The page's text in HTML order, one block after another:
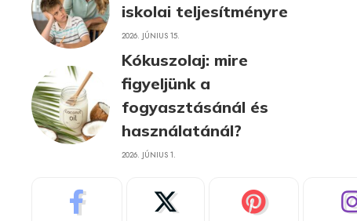
iskolai teljesítményre
2026. JÚNIUS 15.
Kókuszolaj: mire
figyeljünk a
fogyasztásánál és
használatánál?
2026. JÚNIUS 1.